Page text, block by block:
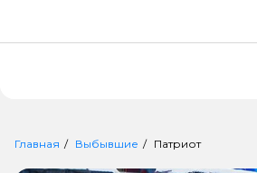
Главная Выбывшие Патриот